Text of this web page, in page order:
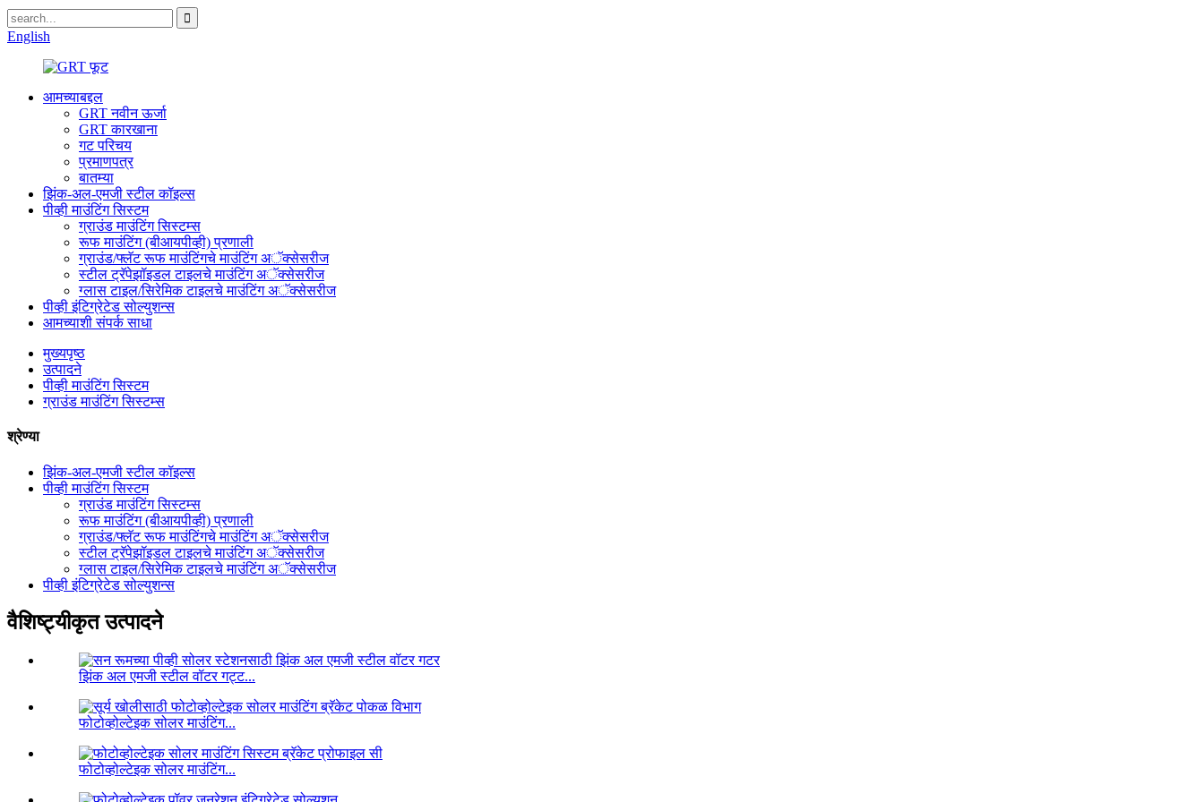
English
आमच्याबद्दल
GRT नवीन ऊर्जा
GRT कारखाना
गट परिचय
प्रमाणपत्र
बातम्या
झिंक-अल-एमजी स्टील कॉइल्स
पीव्ही माउंटिंग सिस्टम
ग्राउंड माउंटिंग सिस्टम्स
रूफ माउंटिंग (बीआयपीव्ही) प्रणाली
ग्राउंड/फ्लॅट रूफ माउंटिंगचे माउंटिंग अॅक्सेसरीज
स्टील ट्रॅपेझॉइडल टाइलचे माउंटिंग अॅक्सेसरीज
ग्लास टाइल/सिरेमिक टाइलचे माउंटिंग अॅक्सेसरीज
पीव्ही इंटिग्रेटेड सोल्युशन्स
आमच्याशी संपर्क साधा
मुख्यपृष्ठ
उत्पादने
पीव्ही माउंटिंग सिस्टम
ग्राउंड माउंटिंग सिस्टम्स
श्रेण्या
झिंक-अल-एमजी स्टील कॉइल्स
पीव्ही माउंटिंग सिस्टम
ग्राउंड माउंटिंग सिस्टम्स
रूफ माउंटिंग (बीआयपीव्ही) प्रणाली
ग्राउंड/फ्लॅट रूफ माउंटिंगचे माउंटिंग अॅक्सेसरीज
स्टील ट्रॅपेझॉइडल टाइलचे माउंटिंग अॅक्सेसरीज
ग्लास टाइल/सिरेमिक टाइलचे माउंटिंग अॅक्सेसरीज
पीव्ही इंटिग्रेटेड सोल्युशन्स
वैशिष्ट्यीकृत उत्पादने
झिंक अल एमजी स्टील वॉटर गट्ट...
फोटोव्होल्टेइक सोलर माउंटिंग...
फोटोव्होल्टेइक सोलर माउंटिंग...